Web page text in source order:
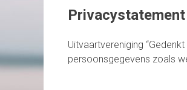
Privacystatement
Uitvaartvereniging
persoonsgegevens zoals